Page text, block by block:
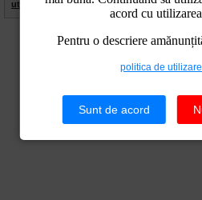
acord cu
Pentru o descriere
politica de
Sunt de acord
utilizare cookies|Politica de confidentialitate